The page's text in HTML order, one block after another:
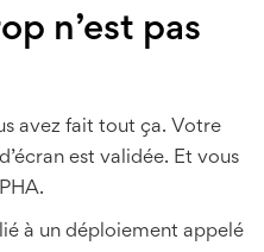
n’est pas
avez fait tout ça. Votre
est validée. Et vous
à un déploiement appelé